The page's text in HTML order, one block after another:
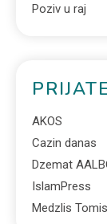
Poziv u raj
AKOS
Cazin danas
Dzemat
IslamPress
Medzlis